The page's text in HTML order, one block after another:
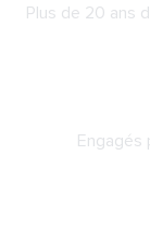
Plus de 20 ans
Engagés